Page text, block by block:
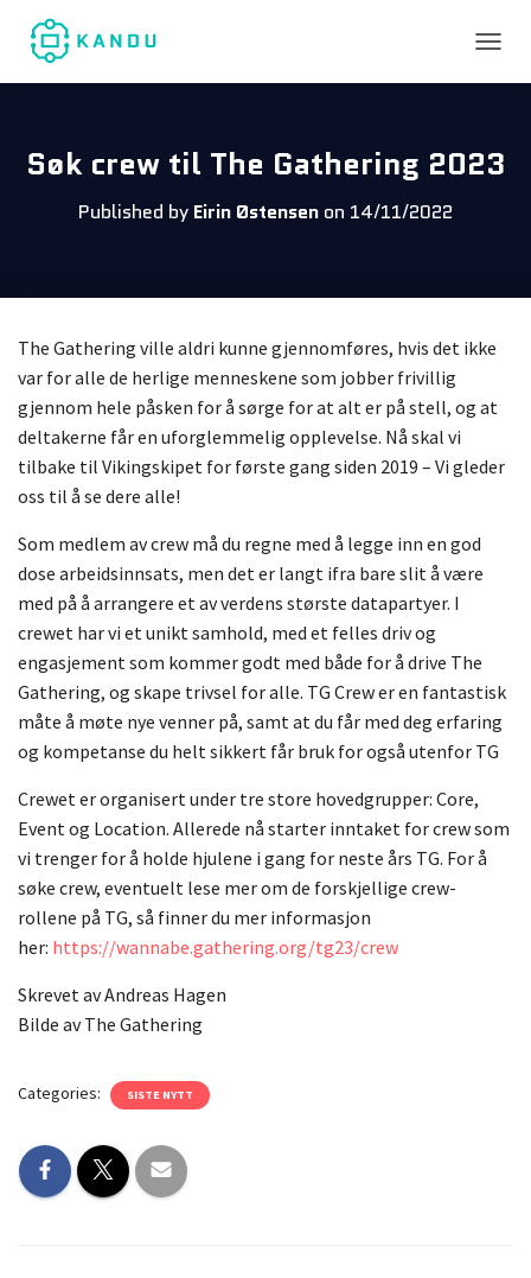
Søk crew til The Gathering 2023
Published by Eirin Østensen on 14/11/2022
The Gathering ville aldri kunne gjennomføres, hvis det ikke
var for alle de herlige menneskene som jobber frivillig
gjennom hele påsken for å sørge for at alt er på stell, og at
deltakerne får en uforglemmelig opplevelse. Nå skal vi
tilbake til Vikingskipet for første gang siden 2019 – Vi gleder
oss til å se dere alle!
Som medlem av crew må du regne med å legge inn en god
dose arbeidsinnsats, men det er langt ifra bare slit å være
med på å arrangere et av verdens største datapartyer. I
crewet har vi et unikt samhold, med et felles driv og
engasjement som kommer godt med både for å drive The
Gathering, og skape trivsel for alle. TG Crew er en fantastisk
måte å møte nye venner på, samt at du får med deg erfaring
og kompetanse du helt sikkert får bruk for også utenfor TG
Crewet er organisert under tre store hovedgrupper: Core,
Event og Location. Allerede nå starter inntaket for crew som
vi trenger for å holde hjulene i gang for neste års TG. For å
søke crew, eventuelt lese mer om de forskjellige crew-
rollene på TG, så finner du mer informasjon
her: https://wannabe.gathering.org/tg23/crew
Skrevet avAndreas Hagen
Bilde av The Gathering
Categories: SISTE NYTT